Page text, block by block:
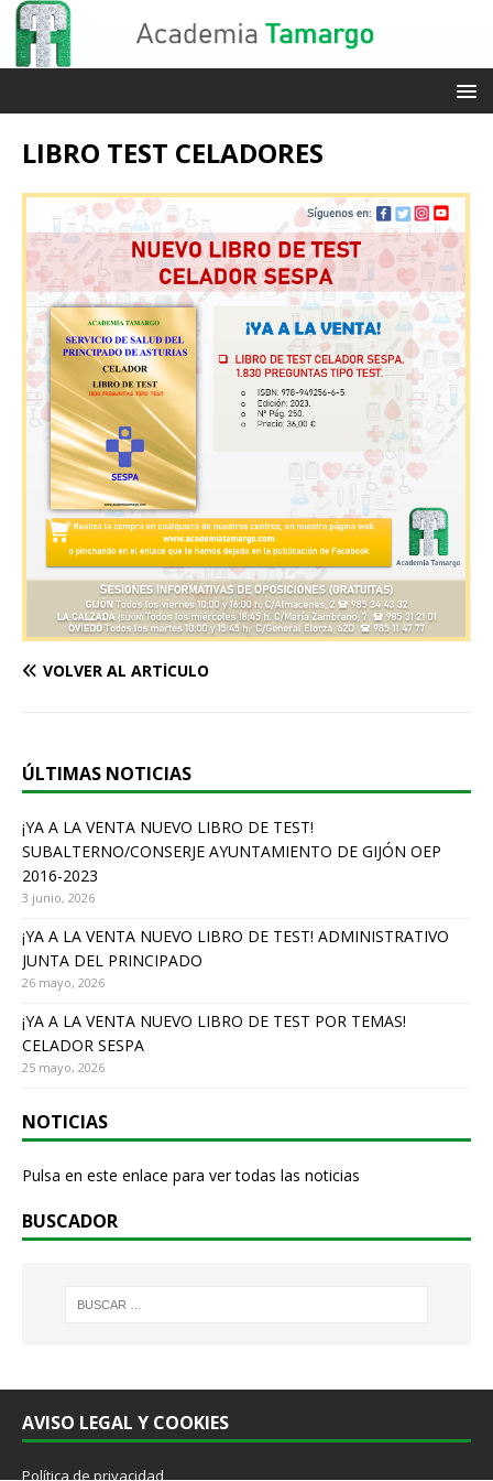
LIBRO TEST CELADORES
VOLVER AL ARTÍCULO
ÚLTIMAS NOTICIAS
¡YA A LA VENTA NUEVO LIBRO DE TEST!
SUBALTERNO/CONSERJE AYUNTAMIENTO DE GIJÓN OEP
2016-2023
3 junio, 2026
¡YA A LA VENTA NUEVO LIBRO DE TEST! ADMINISTRATIVO
JUNTA DEL PRINCIPADO
26 mayo, 2026
¡YA A LA VENTA NUEVO LIBRO DE TEST POR TEMAS!
CELADOR SESPA
25 mayo, 2026
NOTICIAS
Pulsa en este enlace para ver todas las noticias
BUSCADOR
AVISO LEGAL Y COOKIES
Política de privacidad